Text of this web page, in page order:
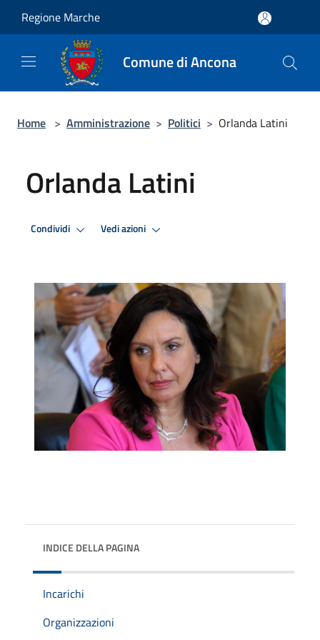
Regione Marche
Comune di Ancona
Home > Amministrazione > Politici > Orlanda Latini
Orlanda Latini
Condividi Vedi azioni
INDICE DELLA PAGINA
Incarichi
Organizzazioni